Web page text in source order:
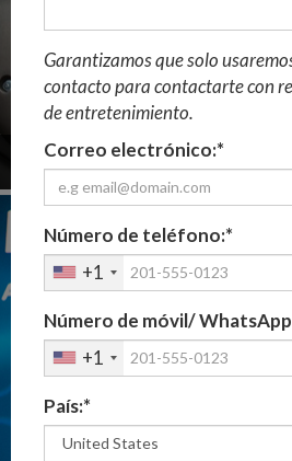
TITAN EL ROBOT
Garantizamos que solo
contacto para contactarte con
de entretenimiento.
Correo electrónico:*
Número de teléfono:*
+1
Número de móvil/
+1
País:*